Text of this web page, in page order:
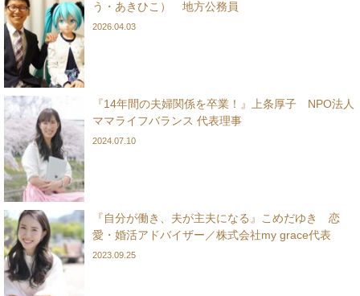
う・あきひこ） 地方公務員
2026.04.03
『14年間の夫婦関係を卒業！』上条厚子 NPO法人
ママライフバランス 代表理事
2024.07.10
『自分が働き、夫が主夫になる』こめだゆき 恋
愛・婚活アドバイザー／株式会社my grace代表
2023.09.25